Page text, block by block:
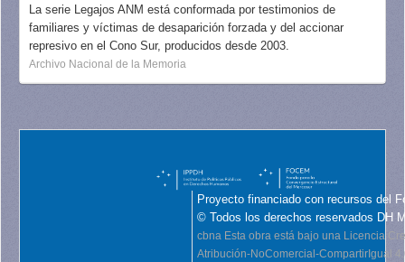
La serie Legajos ANM está conformada por testimonios de
familiares y víctimas de desaparición forzada y del accionar
represivo en el Cono Sur, producidos desde 2003.
Archivo Nacional de la Memoria
Proyecto financiado con recursos del
© Todos los derechos reservados DH
cbna Esta obra está bajo una Licencia
Atribución-NoComercial-CompartirIgual